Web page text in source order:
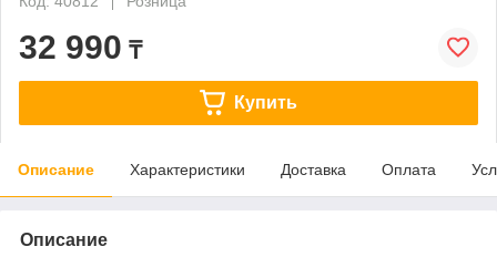
32 990 ₸
Купить
Описание Характеристики Доставка Оплата
Описание